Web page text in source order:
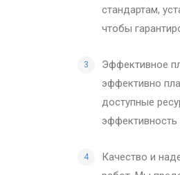
стандартам,
чтобы
Эффективное
эффективно
доступные
эффективность
Качество и